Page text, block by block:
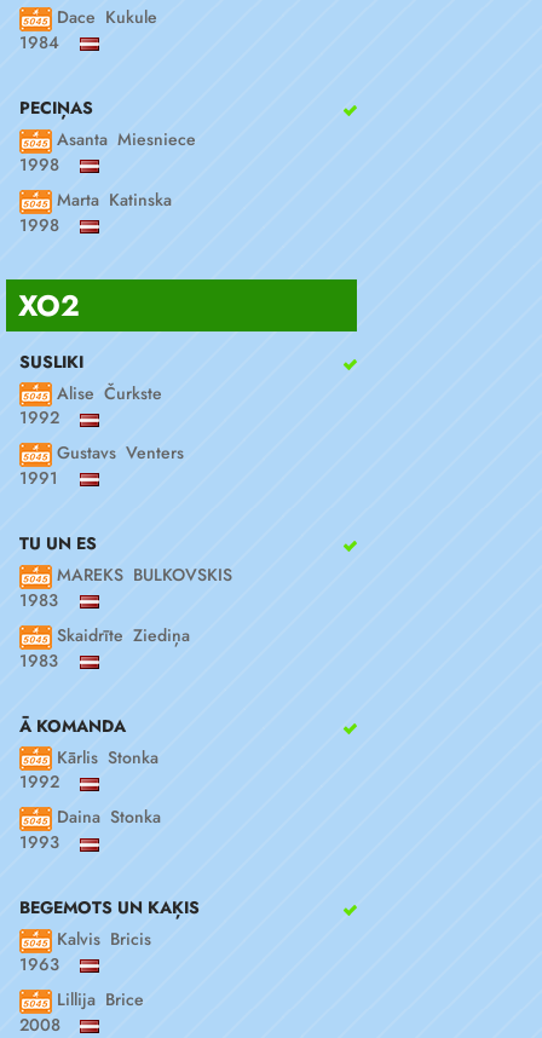
Dace Kukule
1984
PECIŅAS
Asanta Miesniece
1998
Marta Katinska
1998
XO2
SUSLIKI
Alise Čurkste
1992
Gustavs Venters
1991
TU UN ES
MAREKS BULKOVSKIS
1983
Skaidrīte Ziediņa
1983
Ā KOMANDA
Kārlis Stonka
1992
Daina Stonka
1993
BEGEMOTS UN KAĶIS
Kalvis Bricis
1963
Lillija Brice
2008